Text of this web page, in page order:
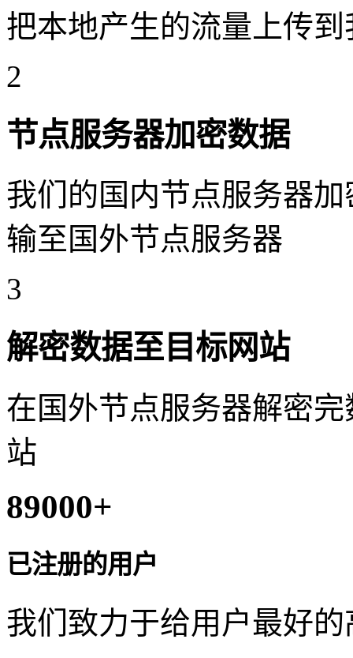
把本地产生的流量上传
2
节点服务器加密数据
我们的国内节点服务器
输至国外节点服务器
3
解密数据至目标网站
在国外节点服务器解密
站
89000+
已注册的用户
我们致力于给用户最好